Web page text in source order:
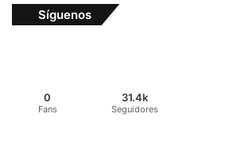
Síguenos
0
Fans
31.4k
Seguidores